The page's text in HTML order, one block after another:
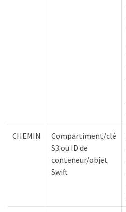
CHEMIN
Compartiment/clé
S3 ou ID de
conteneur/objet
Swift